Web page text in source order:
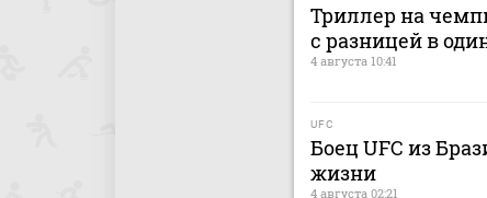
Триллер на
с разницей в
4 августа 10:41
UFC
Боец UFC из
жизни
4 августа 02:21